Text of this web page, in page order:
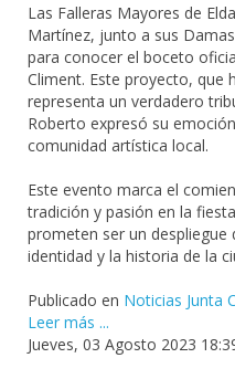
Las Falleras Mayores de
Martínez, junto a sus
para conocer el boceto
Climent. Este proyecto, que
representa un verdadero
Roberto expresó su
comunidad artística local.
Este evento marca el
tradición y pasión en la
prometen ser un
identidad y la historia de la
Publicado en Noticias Junta
Leer más ...
Jueves, 03 Agosto 2023